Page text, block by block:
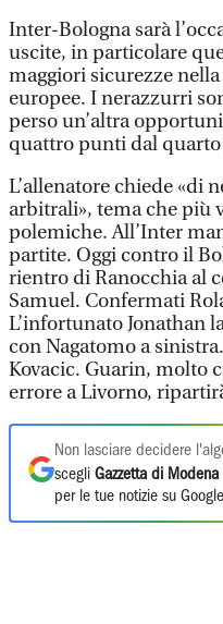
Inter-Bologna sarà
uscite, in particolare
maggiori sicurezze
europee. I nerazzurri
perso un’altra
quattro punti dal quarto
L’allenatore chiede «di
arbitrali», tema che più
polemiche. All’Inter
partite. Oggi contro il
rientro di Ranocchia al
Samuel. Confermati
L’infortunato Jonathan
con Nagatomo a
Kovacic. Guarin, molto
errore a Livorno,
Non lasciare decidere
scegli Gazzetta di Modena
per le tue notizie su Google